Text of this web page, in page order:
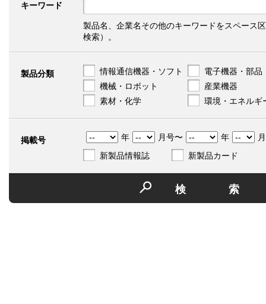
キーワード
製品名、企業名その他のキーワードをスペース
検索）。
製品分類 情報通信機器・ソフト
電子機器・部品
機械・ロボット
産業機器
素材・化学
環境・エネルギ
掲載号 年 月号〜 年
新製品情報誌
新製品カード
検